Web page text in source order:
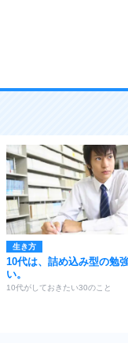
生き方
10代は、詰め込み型の勉
い。
10代がしておきたい30のこと